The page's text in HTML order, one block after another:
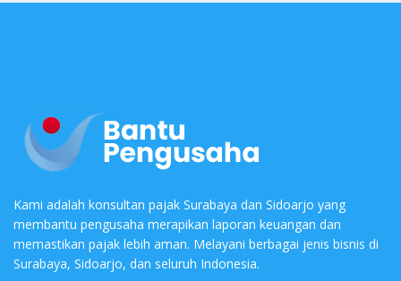
Kami adalah konsultan pajak Surabaya dan Sidoarjo yang
membantu pengusaha merapikan laporan keuangan dan
memastikan pajak lebih aman. Melayani berbagai jenis bisnis di
Surabaya, Sidoarjo, dan seluruh Indonesia.